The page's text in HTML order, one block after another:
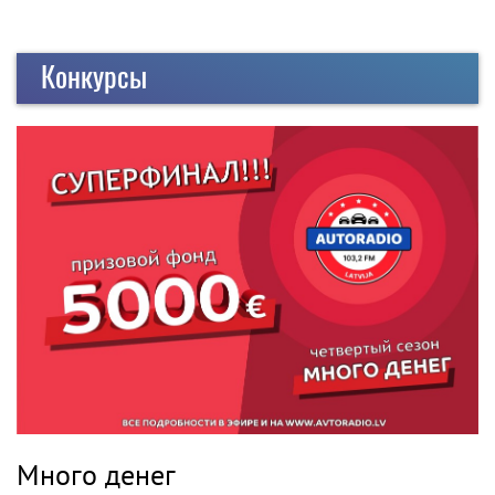
Конкурсы
Много денег